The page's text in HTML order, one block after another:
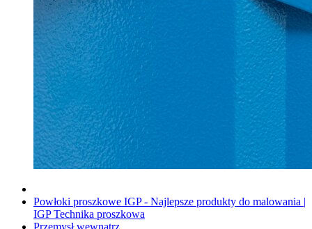
Powłoki proszkowe IGP - Najlepsze produkty do malowania |
IGP Technika proszkowa